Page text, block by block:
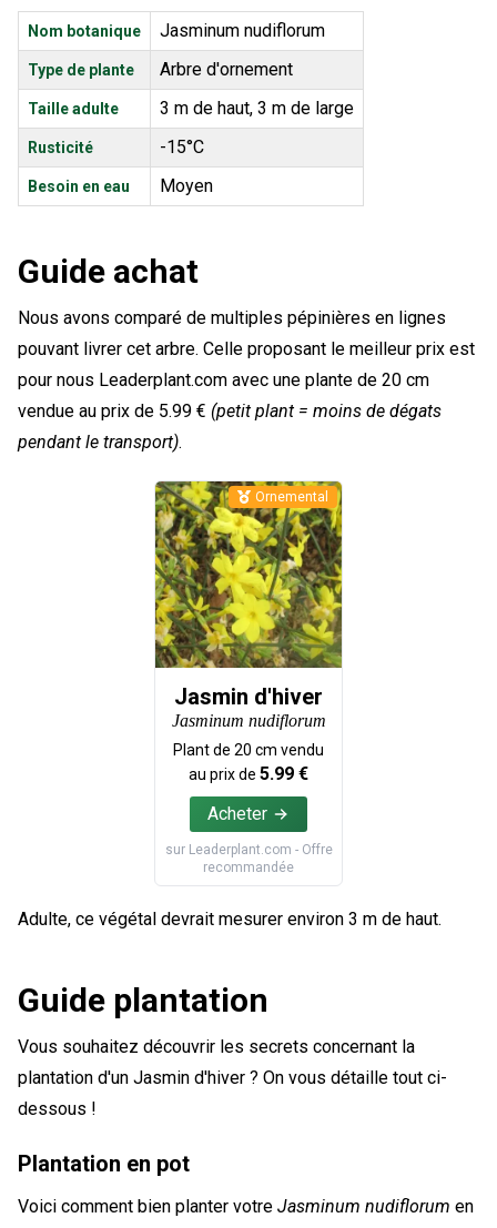
Nom botanique Jasminum nudiflorum
Type de plante Arbre d'ornement
Taille adulte 3 m de haut, 3 m de large
Rusticité -15°C
Besoin en eau Moyen
Guide achat
Nous avons comparé de multiples pépinières en lignes
pouvant livrer cet arbre. Celle proposant le meilleur prix est
pour nous Leaderplant.com avec une plante de 20 cm
vendue au prix de 5.99 € (petit plant = moins de dégats
pendant le transport).
Jasmin d'hiver
Jasminum nudiflorum
Plant de 20 cm vendu
au prix de 5.99 €
Acheter
sur Leaderplant.com - Offre
recommandée
Ornemental
Adulte, ce végétal devrait mesurer environ 3 m de haut.
Guide plantation
Vous souhaitez découvrir les secrets concernant la
plantation d'un Jasmin d'hiver ? On vous détaille tout ci-
dessous !
Plantation en pot
Voici comment bien planter votre Jasminum nudiflorum en